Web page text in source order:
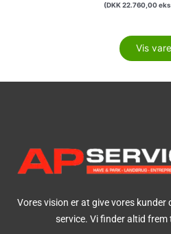
(DKK22.760,00
Vis vare
Vores vision er at give vores
service. Vi finder altid frem